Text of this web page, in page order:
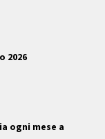
2026
ogni mese a